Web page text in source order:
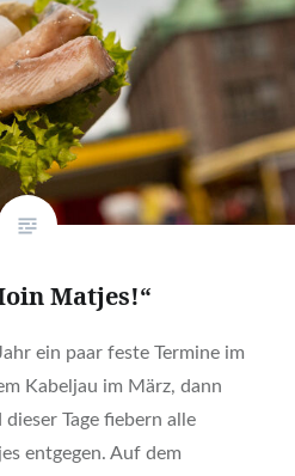
Matjes!“
ein paar feste Termine im
Kabeljau im März, dann
Tage fiebern alle
entgegen. Auf dem